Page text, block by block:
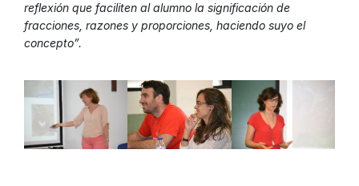
reflexión que faciliten al alumno la significación de
fracciones, razones y proporciones, haciendo suyo el
concepto”.